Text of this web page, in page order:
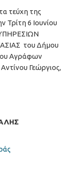
τεύχη της
Τρίτη 6 Ιουνίου
του Δήμου
Αγράφων
Γεώργιος,